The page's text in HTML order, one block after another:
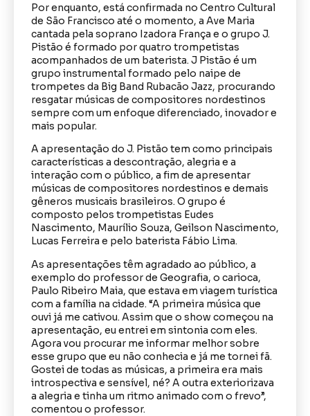
Por enquanto, está confirmada no Centro Cultural
de São Francisco até o momento, a Ave Maria
cantada pela soprano Izadora França e o grupo J.
Pistão é formado por quatro trompetistas
acompanhados de um baterista. J Pistão é um
grupo instrumental formado pelo naipe de
trompetes da Big Band Rubacão Jazz, procurando
resgatar músicas de compositores nordestinos
sempre com um enfoque diferenciado, inovador e
mais popular.
A apresentação do J. Pistão tem como principais
características a descontração, alegria e a
interação com o público, a fim de apresentar
músicas de compositores nordestinos e demais
gêneros musicais brasileiros. O grupo é
composto pelos trompetistas Eudes
Nascimento, Maurílio Souza, Geilson Nascimento,
Lucas Ferreira e pelo baterista Fábio Lima.
As apresentações têm agradado ao público, a
exemplo do professor de Geografia, o carioca,
Paulo Ribeiro Maia, que estava em viagem turística
com a família na cidade. “A primeira música que
ouvi já me cativou. Assim que o show começou na
apresentação, eu entrei em sintonia com eles.
Agora vou procurar me informar melhor sobre
esse grupo que eu não conhecia e já me tornei fã.
Gostei de todas as músicas, a primeira era mais
introspectiva e sensível, né? A outra exteriorizava
a alegria e tinha um ritmo animado com o frevo”,
comentou o professor.